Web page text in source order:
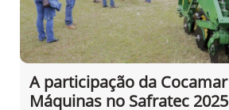
A participação da Cocamar
Máquinas no Safratec 2025